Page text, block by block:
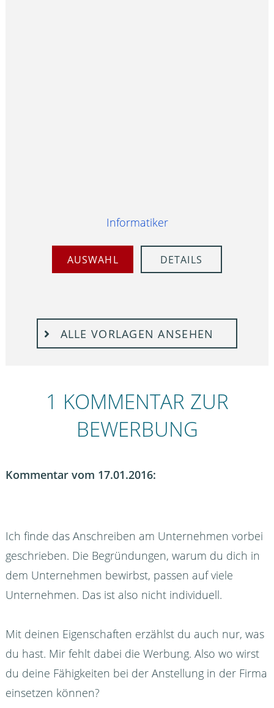
Informatiker
AUSWAHL DETAILS
ALLE VORLAGEN ANSEHEN
1 KOMMENTAR ZUR
BEWERBUNG
Kommentar vom 17.01.2016:
Ich finde das Anschreiben am Unternehmen vorbei
geschrieben. Die Begründungen, warum du dich in
dem Unternehmen bewirbst, passen auf viele
Unternehmen. Das ist also nicht individuell.
Mit deinen Eigenschaften erzählst du auch nur, was
du hast. Mir fehlt dabei die Werbung. Also wo wirst
du deine Fähigkeiten bei der Anstellung in der Firma
einsetzen können?